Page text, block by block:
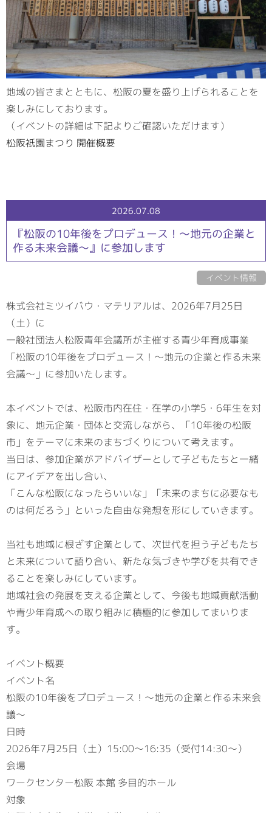
地域の皆さまとともに、松阪の夏を盛り上げられることを
楽しみにしております。
（イベントの詳細は下記よりご確認いただけます）
松阪祇園まつり 開催概要
2026.07.08
『松阪の10年後をプロデュース！～地元の企業と
作る未来会議～』に参加します
イベント情報
株式会社ミツイバウ・マテリアルは、2026年7月25日
（土）に
一般社団法人松阪青年会議所が主催する青少年育成事業
「松阪の10年後をプロデュース！～地元の企業と作る未来
会議～」に参加いたします。
本イベントでは、松阪市内在住・在学の小学5・6年生を対
象に、地元企業・団体と交流しながら、「10年後の松阪
市」をテーマに未来のまちづくりについて考えます。
当日は、参加企業がアドバイザーとして子どもたちと一緒
にアイデアを出し合い、
「こんな松阪になったらいいな」「未来のまちに必要なも
のは何だろう」といった自由な発想を形にしていきます。
当社も地域に根ざす企業として、次世代を担う子どもたち
と未来について語り合い、新たな気づきや学びを共有でき
ることを楽しみにしています。
地域社会の発展を支える企業として、今後も地域貢献活動
や青少年育成への取り組みに積極的に参加してまいりま
す。
イベント概要
イベント名
松阪の10年後をプロデュース！～地元の企業と作る未来会
議～
日時
2026年7月25日（土）15:00～16:35（受付14:30～）
会場
ワークセンター松阪 本館 多目的ホール
対象